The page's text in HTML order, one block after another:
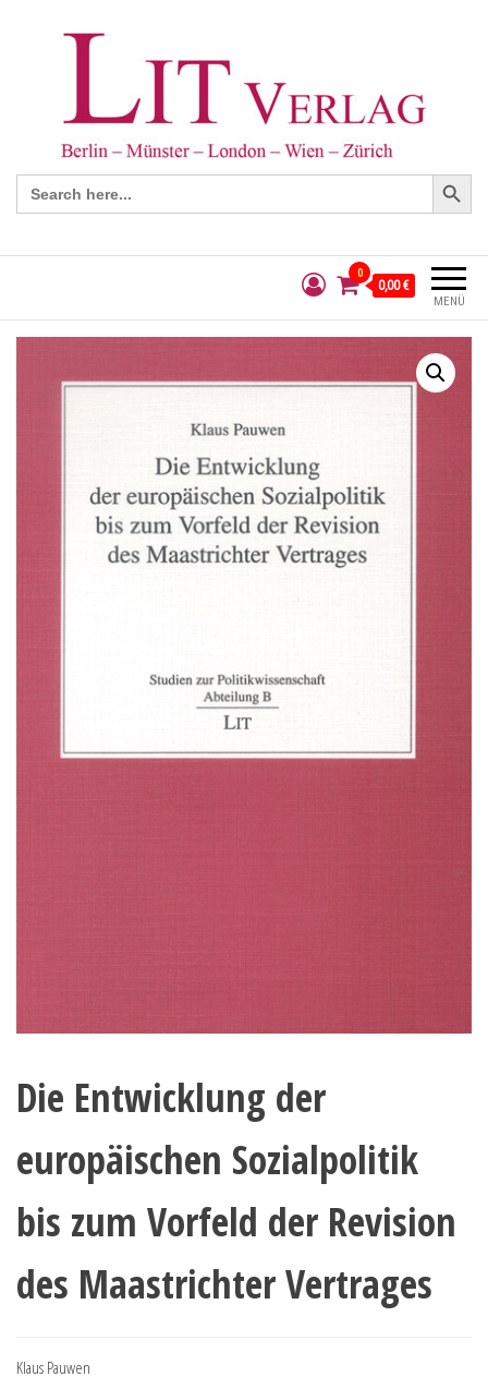
Search
for:
Search Button
MENÜ
0
0,00 €
Die Entwicklung der
europäischen Sozialpolitik
bis zum Vorfeld der Revision
des Maastrichter Vertrages
Klaus Pauwen